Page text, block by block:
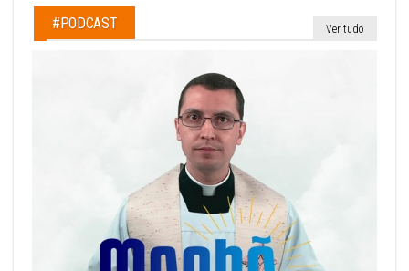
#PODCAST Ver tudo